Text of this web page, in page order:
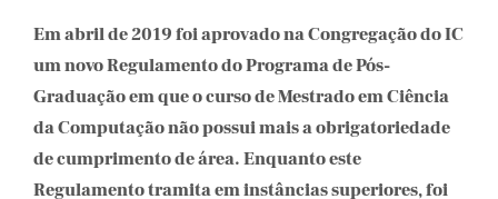
Em abril de 2019 foi aprovado na Congregação do IC
um novo Regulamento do Programa de Pós-
Graduação em que o curso de Mestrado em Ciência
da Computação não possui mais a obrigatoriedade
de cumprimento de área. Enquanto este
Regulamento tramita em instâncias superiores, foi